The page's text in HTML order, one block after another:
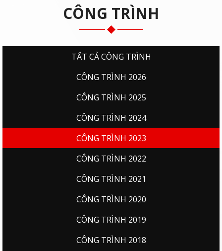
CÔNG TRÌNH
TẤT CẢ CÔNG TRÌNH
CÔNG TRÌNH 2026
CÔNG TRÌNH 2025
CÔNG TRÌNH 2024
CÔNG TRÌNH 2023
CÔNG TRÌNH 2022
CÔNG TRÌNH 2021
CÔNG TRÌNH 2020
CÔNG TRÌNH 2019
CÔNG TRÌNH 2018